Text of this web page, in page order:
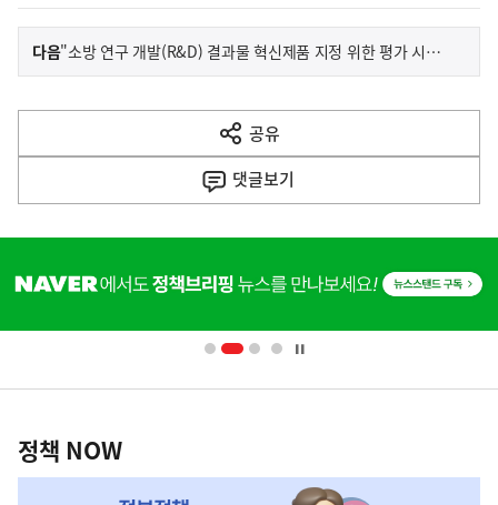
이
전
다
음
다음기
사
"소방 연구 개발(R&D) 결과물 혁신제품 지정 위한 평가 시작!"
공유
열
기
댓글보기
단
배
영
책
NOW,
정책 NOW